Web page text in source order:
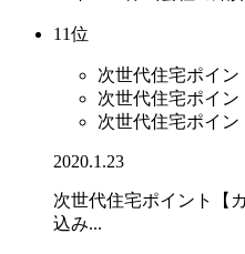
11位
次世代住宅ポイン
次世代住宅ポイ
次世代住宅ポイ
2020.1.23
次世代住宅ポイント【
込み...